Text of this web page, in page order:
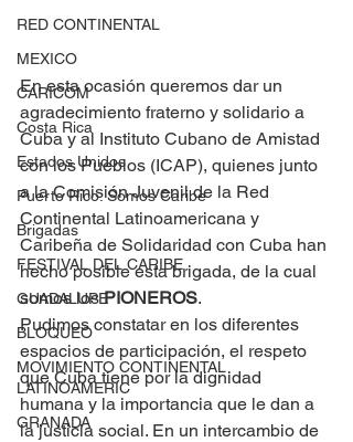
RED CONTINENTAL
MEXICO
CARICOM
Costa Rica
Estados Unidos
Puerto Rico: Somos Caribe
Brigadas
FESTIVAL DEL CARIBE
GUADALUPE
BLOQUEO
MOVIMIENTO CONTINENTAL
LATINOAMERIC
GRANADA
En esta ocasión queremos dar un
agradecimiento fraterno y solidario a
Cuba y al Instituto Cubano de Amistad
con los Pueblos (ICAP), quienes junto
a la Comisión Juvenil de la Red
Continental Latinoamericana y
Caribeña de Solidaridad con Cuba han
hecho posible esta brigada, de la cual
somos los PIONEROS.
Pudimos constatar en los diferentes
espacios de participación, el respeto
que Cuba tiene por la dignidad
humana y la importancia que le dan a
la justicia social. En un intercambio de